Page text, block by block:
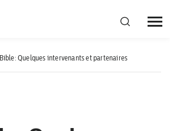
Quelques intervenants et partenaires